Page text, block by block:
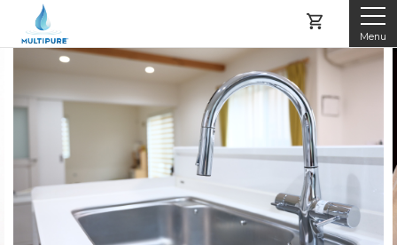
マルチピュアとは
製品紹介
レンタルする
Menu